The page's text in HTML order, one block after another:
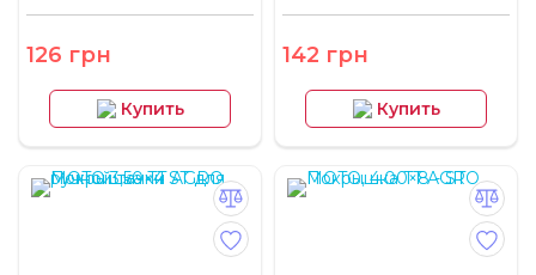
126 грн
Купить
142 грн
Купить